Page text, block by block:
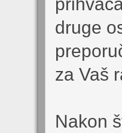
druge
za Vaš
Nakon